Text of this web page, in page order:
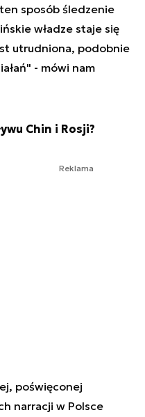
sposób śledzenie
władze staje się
utrudniona, podobnie
- mówi nam
Chin i Rosji?
Reklama
poświęconej
narracji w Polsce